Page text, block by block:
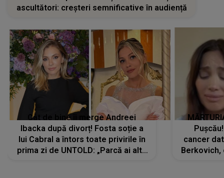
ascultători: creșteri semnificative în audiență
Cât de bine îi merge Andreei
Ibacka după divorț! Fosta soție a
lui Cabral a întors toate privirile în
prima zi de UNTOLD: „Parcă ai altă
cancer
Berkovich,